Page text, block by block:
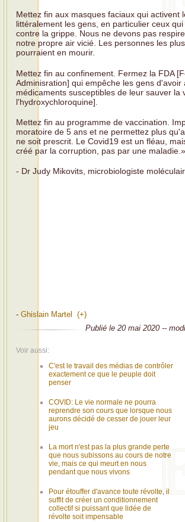
Mettez fin aux masques faciaux qui activent
littéralement les gens, en particulier ceux
contre la grippe. Nous ne devons pas
notre propre air vicié. Les personnes les
pourraient en mourir.
Mettez fin au confinement. Fermez la FDA
Adminisration] qui empêche les gens d'avoir
médicaments susceptibles de leur sauver la
l'hydroxychloroquine].
Mettez fin au programme de vaccination.
moratoire de 5 ans et ne permettez plus
ne soit prescrit. Le Covid19 est un fléau,
créé par la corruption, pas par une maladie.»
- Dr Judy Mikovits, microbiologiste
- Ghislain Martel (+)
Publié le 20 mai 2020 --
Voir aussi:
C'est le travail des médias de contrôler
exactement ce que le peuple doit
penser
COVID: Le vie normale ne pourra
reprendre son cours que lorsque nous
aurons décidé de cesser de jouer leur
jeu
La mort n'est pas la plus grande perte
que nous subissons au cours de notre
vie, mais ce qui meurt en nous
pendant que nous vivons
Pour étouffer d'avance toute révolte, il
suffit de créer un conditionnement
collectif si puissant que lidée de
révolte soit impensable